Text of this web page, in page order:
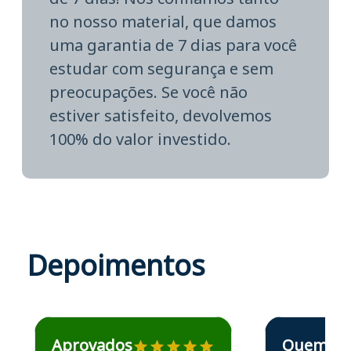
no nosso material, que damos
uma garantia de 7 dias para você
estudar com segurança e sem
preocupações. Se você não
estiver satisfeito, devolvemos
100% do valor investido.
Depoimentos
Estudante José recomenda o Aprova Concursos em
Aprovados
Estudante Elais
Quem